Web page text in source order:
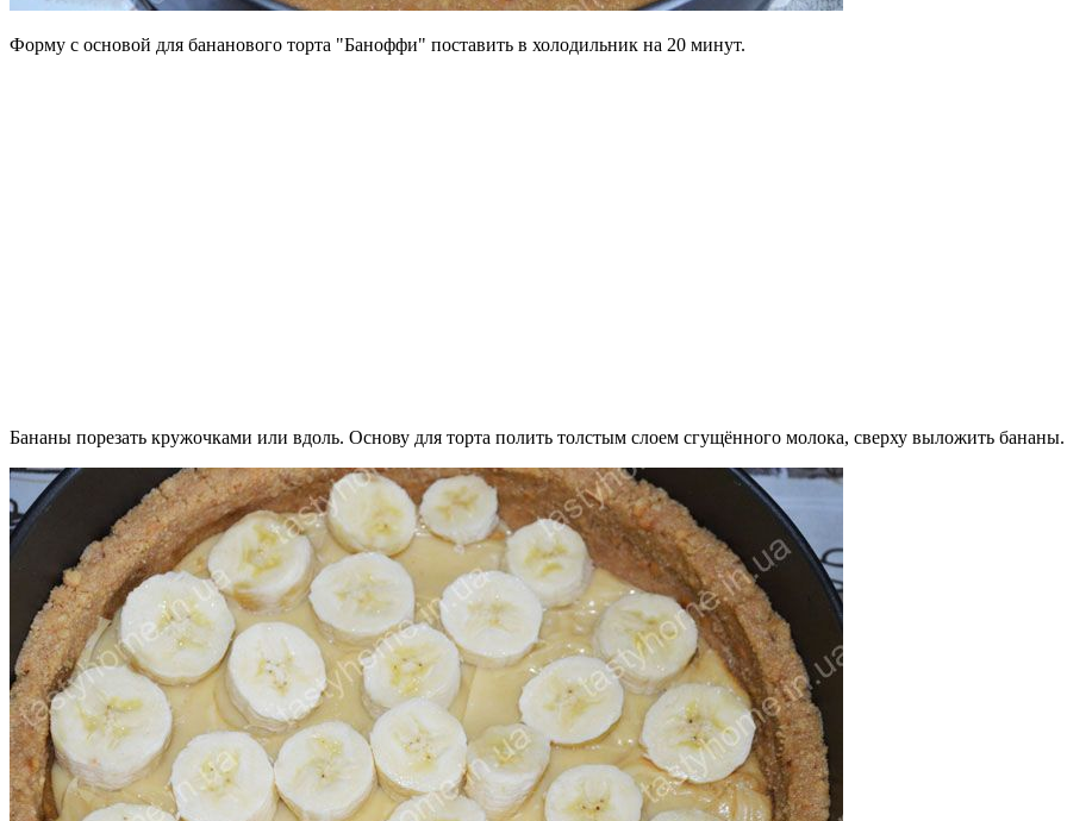
Форму с основой для бананового торта "Баноффи" поставить в холодильник на 20 минут.
Бананы порезать кружочками или вдоль. Основу для торта полить толстым слоем сгущённого молока, сверху выложить бананы.